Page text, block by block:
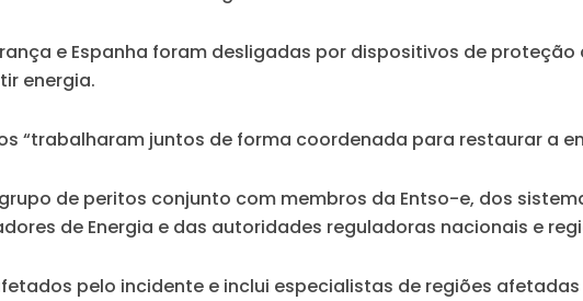
e Espanha foram desligadas por dispositivos de proteção
energia.
“trabalharam juntos de forma coordenada para restaurar a
de peritos conjunto com membros da Entso-e, dos
de Energia e das autoridades reguladoras nacionais e
pelo incidente e inclui especialistas de regiões